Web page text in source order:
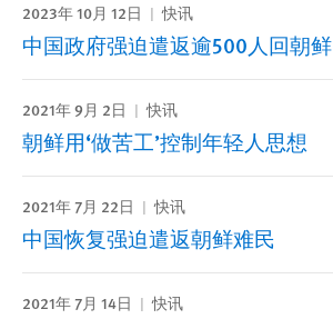
2023年 10月 12日 快讯
中国政府强迫遣返逾500人回朝鲜
2021年 9月 2日 快讯
朝鲜用‘做苦工’控制年轻人思想
2021年 7月 22日 快讯
中国恢复强迫遣返朝鲜难民
2021年 7月 14日 快讯